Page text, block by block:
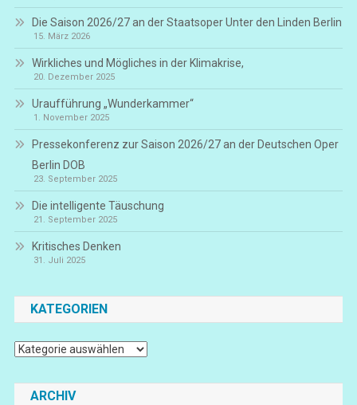
Die Saison 2026/27 an der Staatsoper Unter den Linden Berlin
15. März 2026
Wirkliches und Mögliches in der Klimakrise,
20. Dezember 2025
Uraufführung „Wunderkammer“
1. November 2025
Pressekonferenz zur Saison 2026/27 an der Deutschen Oper
Berlin DOB
23. September 2025
Die intelligente Täuschung
21. September 2025
Kritisches Denken
31. Juli 2025
KATEGORIEN
Kategorien
ARCHIV